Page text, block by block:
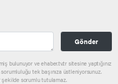
Gönder
bulunuyor ve ehaber.tv.tr sitesine yaptığınız
tek başınıza üstleniyorsunuz.
sorumlu tutulamaz.